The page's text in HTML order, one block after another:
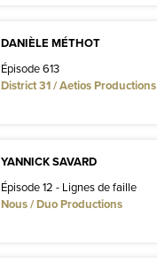
DANIÈLE MÉTHOT
Épisode 613
District 31 / Aetios Productions
YANNICK SAVARD
Épisode 12 - Lignes de faille
Nous / Duo Productions